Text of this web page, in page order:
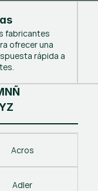
fabricantes
ofrecer una
rápida a
Acros
Adler
NÑ
Z